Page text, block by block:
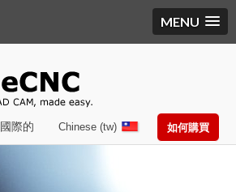
MENU
國際的 如何購買
Chinese (tw)